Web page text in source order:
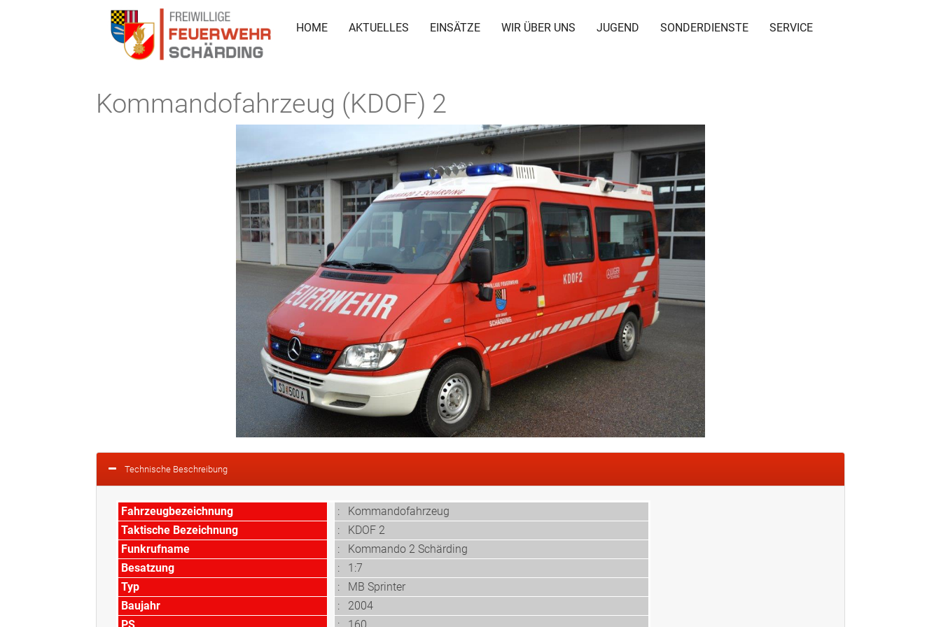
HOME AKTUELLES EINSÄTZE WIR ÜBER UNS JUGEND SONDERDIENSTE SERVICE
Kommandofahrzeug (KDOF) 2
Technische Beschreibung
Fahrzeugbezeichnung
: Kommandofahrzeug
Taktische Bezeichnung
: KDOF 2
Funkrufname
: Kommando 2 Schärding
Besatzung
: 1:7
Typ
: MB Sprinter
Baujahr
: 2004